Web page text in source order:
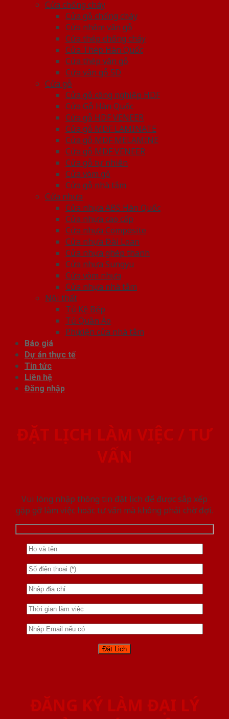
Cửa chống cháy
Cửa gỗ chống cháy
Cửa nhôm vân gỗ
Cửa thép chống cháy
Cửa Thép Hàn Quốc
Cửa thép vân gỗ
Cửa vân gỗ 5D
Cửa gỗ
Cửa gỗ công nghiệp HDF
Cửa Gỗ Hàn Quốc
Cửa gỗ HDF VENEER
Cửa gỗ MDF LAMINATE
Cửa gỗ MDF MELAMINE
Cửa gỗ MDF VENEER
Cửa gỗ tự nhiên
Cửa vòm gỗ
Cửa gỗ nhà tắm
Cửa nhựa
Cửa nhựa ABS Hàn Quốc
Cửa nhựa cao cấp
Cửa nhựa Composite
Cửa nhựa Đài Loan
Cửa nhựa ghép thanh
Cửa nhựa Sungyu
Cửa vòm nhựa
Cửa nhựa nhà tắm
Nội thất
Tủ Kệ Bếp
Tủ Quần Áo
Phụ kiện cửa nhà tắm
Báo giá
Dự án thực tế
Tin tức
Liên hệ
Đăng nhập
ĐẶT LỊCH LÀM VIỆC / TƯ
VẤN
Vui lòng nhập thông tin đặt lịch để được sắp xếp
gặp gỡ làm việc hoăc tư vấn mà không phải chờ đợi.
ĐĂNG KÝ LÀM ĐẠI LÝ